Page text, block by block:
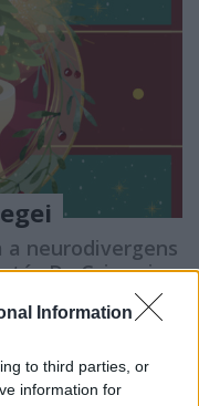
Information
to third parties, or
information for
neurodivergens
Dr. Czirmai
perc] Ahogy